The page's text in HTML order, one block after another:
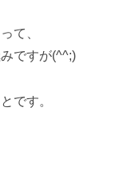
て、
ですが(^^;)
です。